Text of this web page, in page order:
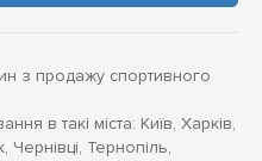
з продажу спортивного
в такі міста: Київ, Харків,
Чернівці, Тернопіль,